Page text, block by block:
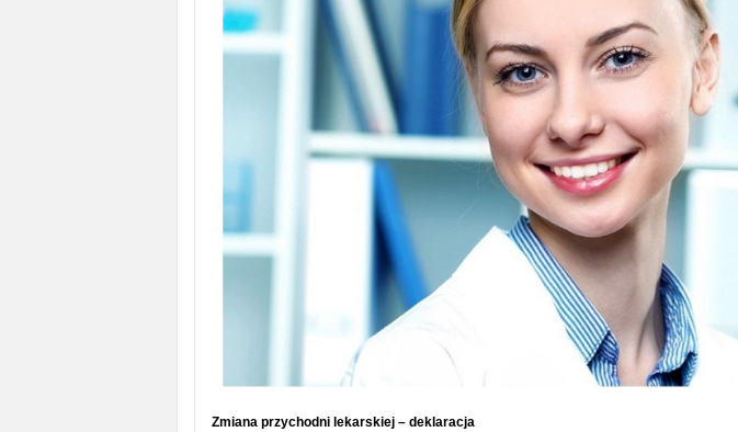
Zmiana przychodni lekarskiej – deklaracja